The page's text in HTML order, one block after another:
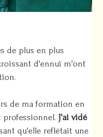
de plus en plus
d'ennui m'ont
de ma formation en
J'ai vidé
qu'elle reflétait une